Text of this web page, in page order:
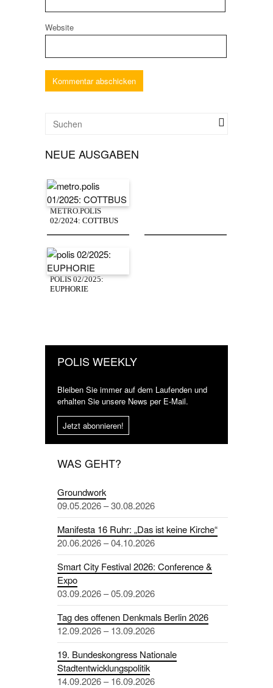
Website
NEUE AUSGABEN
METRO.POLIS
02/2024: COTTBUS
POLIS 02/2025:
EUPHORIE
POLIS WEEKLY
Bleiben Sie immer auf dem Laufenden und
erhalten Sie unsere News per E-Mail.
Jetzt abonnieren!
WAS GEHT?
Groundwork
09.05.2026 – 30.08.2026
Manifesta 16 Ruhr: „Das ist keine Kirche“
20.06.2026 – 04.10.2026
Smart City Festival 2026: Conference &
Expo
03.09.2026 – 05.09.2026
Tag des offenen Denkmals Berlin 2026
12.09.2026 – 13.09.2026
19. Bundeskongress Nationale
Stadtentwicklungspolitik
14.09.2026 – 16.09.2026